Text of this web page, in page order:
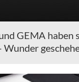
GEMA haben
Wunder